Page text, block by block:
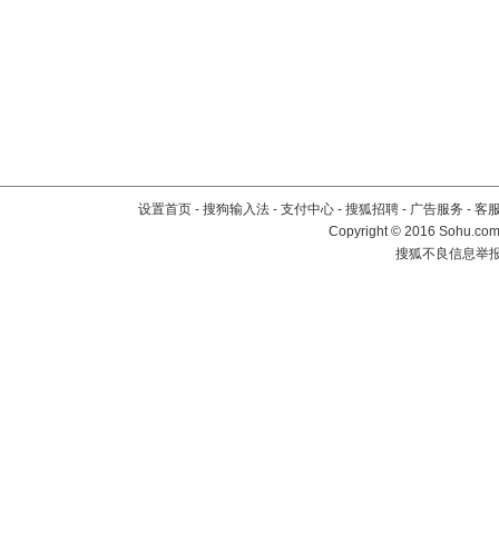
设置首页 - 搜狗输入法 - 支付中心 - 搜狐招聘 - 广告服务 - 客
Copyright©2016
搜狐不良信息举